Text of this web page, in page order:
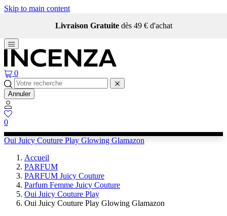
Skip to main content
Livraison Gratuite dès 49 € d'achat
0
Annuler
0
Oui Juicy Couture Play Glowing Glamazon
Accueil
PARFUM
PARFUM Juicy Couture
Parfum Femme Juicy Couture
Oui Juicy Couture Play
Oui Juicy Couture Play Glowing Glamazon